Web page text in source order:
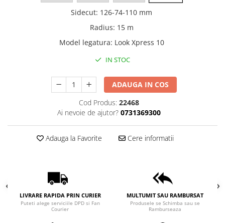
Sidecut: 126-74-110 mm
Radius: 15 m
Model legatura: Look Xpress 10
IN STOC
ADAUGA IN COS
Cod Produs: 22468
Ai nevoie de ajutor? 0731369300
Adauga la Favorite Cere informatii
LIVRARE RAPIDA PRIN CURIER
Puteti alege serviciile DPD si Fan
Courier
MULTUMIT SAU RAMBURSAT
Produsele se Schimba sau se
Ramburseaza